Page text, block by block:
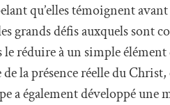
qu’elles témoignent
grands défis auxquels sont
le réduire à un simple
la présence réelle du
a également développé